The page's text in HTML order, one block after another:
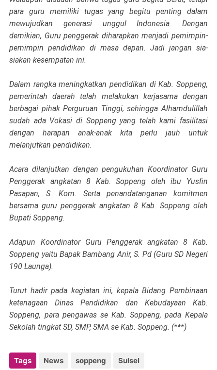
para guru memiliki tugas yang begitu penting dalam
mewujudkan generasi unggul Indonesia. Dengan
demikian, Guru penggerak diharapkan menjadi pemimpin-
pemimpin pendidikan di masa depan. Jadi jangan sia-
siakan kesempatan ini.
Dalam rangka meningkatkan pendidikan di Kab. Soppeng,
pemerintah daerah telah melakukan kerjasama dengan
berbagai pihak Perguruan Tinggi, sehingga Alhamdulillah
sudah ada Vokasi di Soppeng yang telah kami fasilitasi
dengan harapan anak-anak kita perlu jauh untuk
melanjutkan pendidikan.
Acara dilanjutkan dengan pengukuhan Koordinator Guru
Penggerak angkatan 8 Kab. Soppeng oleh ibu Yusfin
Pasapan, S. Kom. Serta penandatanganan komitmen
bersama guru penggerak angkatan 8 Kab. Soppeng oleh
Bupati Soppeng.
Adapun Koordinator Guru Penggerak angkatan 8 Kab.
Soppeng yaitu Bapak Bambang Anir, S. Pd (Guru SD Negeri
190 Launga).
Turut hadir pada kegiatan ini, kepala Bidang Pembinaan
ketenagaan Dinas Pendidikan dan Kebudayaan Kab.
Soppeng, para pengawas se Kab. Soppeng, pada Kepala
Sekolah tingkat SD, SMP, SMA se Kab. Soppeng. (***)
Tags News soppeng Sulsel